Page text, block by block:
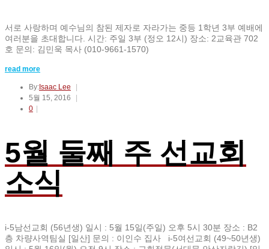
서로 사랑하며 예수님의 참된 제자로 자라가는 중등 1학년 3부 예배에
여러분을 초대합니다. 시간: 주일 3부 (정오 12시) 장소: 2교육관 702
호 문의: 김민욱 목사 (010-9661-1570)
read more
By: Isaac Lee
5월 15, 2016
0
5월 둘째 주 선교회
소식
i-5남선교회 (56년생) 일시 : 5월 15일(주일) 오후 5시 30분 장소 : B2
층 차량사역팀실 [일산] 문의 : 이인수 집사 i-5여선교회 (49~50년생)